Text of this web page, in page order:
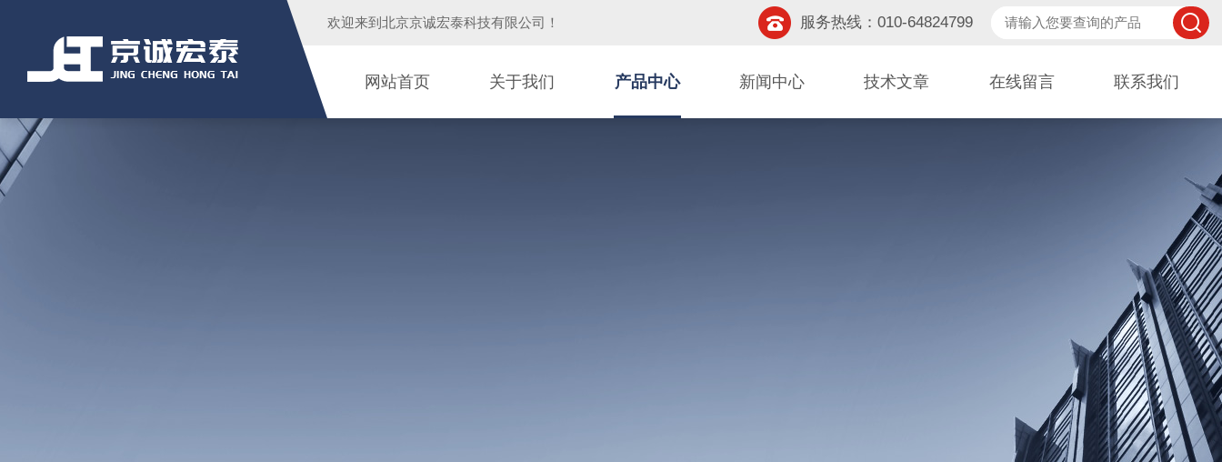
欢迎来到 北京京诚宏泰科技有限公司 ！ 服务热线：010-64824799
网站首页 关于我们 产品中心 新闻中心 技术文章 在线留言 联系我们